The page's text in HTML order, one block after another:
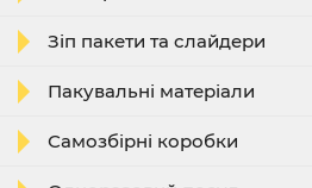
Зіп пакети та слайдери
Пакувальні матеріали
Самозбірні коробки